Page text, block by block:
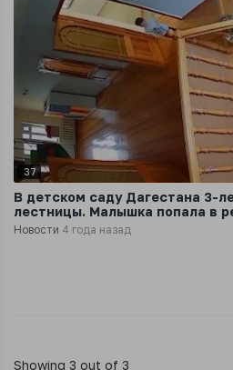
37
В детском саду Дагестана 3-
лестницы. Малышка попала в
Новости 4 года назад
Showing 3 out of 3